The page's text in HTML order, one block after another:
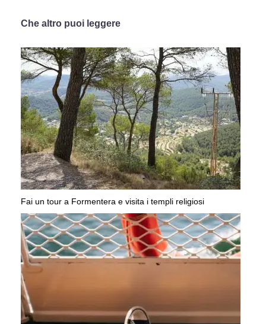
Che altro puoi leggere
Fai un tour a Formentera e visita i templi religiosi